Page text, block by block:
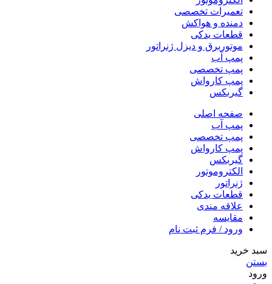
تعمیرات تخصصی
دمنده و هواکش
قطعات یدکی
موتوربرق و دیزل ژنراتور
پمپ آب
پمپ تخصصی
پمپ کارواش
گیربکس
صفحه اصلی
پمپ آب
پمپ تخصصی
پمپ کارواش
گیربکس
الکتروموتور
ژنراتور
قطعات یدکی
علاقه مندی
مقایسه
ورود / فرم ثبت نام
سبد خرید
بستن
ورود